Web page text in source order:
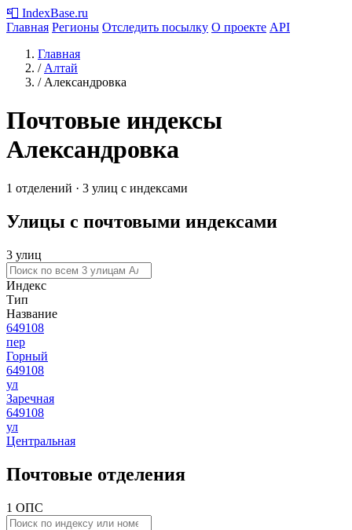
📮 IndexBase.ru
Главная Регионы Отследить посылку О проекте API
Главная
/ Алтай
/ Александровка
Почтовые индексы
Александровка
1 отделений · 3 улиц с индексами
Улицы с почтовыми индексами
3 улиц
Индекс
Тип
Название
649108
пер
Горный
649108
ул
Заречная
649108
ул
Центральная
Почтовые отделения
1 ОПС